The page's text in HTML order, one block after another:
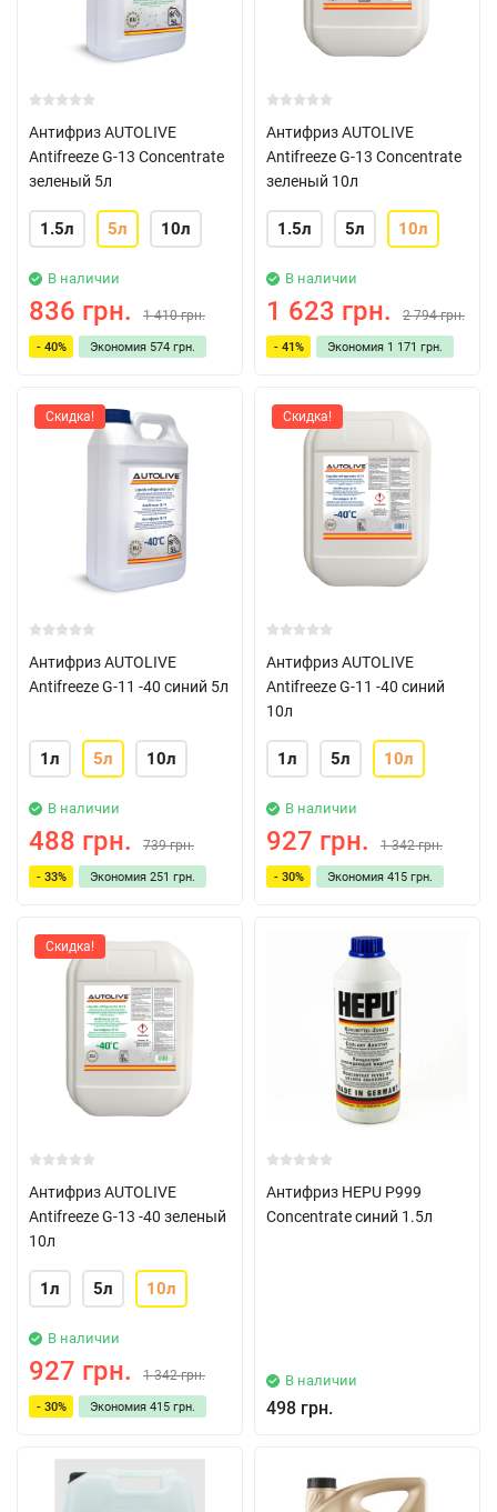
Антифриз AUTOLIVE
Antifreeze G-13 Concentrate
зеленый 5л
1.5л 5л 10л
В наличии
836 грн. 1 410 грн.
- 40% Экономия 574 грн.
Антифриз AUTOLIVE
Antifreeze G-13 Concentrate
зеленый 10л
1.5л 5л 10л
В наличии
1 623 грн. 2 794 грн.
- 41% Экономия 1 171 грн.
Скидка!
Антифриз AUTOLIVE
Antifreeze G-11 -40 синий 5л
1л 5л 10л
В наличии
488 грн. 739 грн.
- 33% Экономия 251 грн.
Скидка!
Антифриз AUTOLIVE
Antifreeze G-11 -40 синий
10л
1л 5л 10л
В наличии
927 грн. 1 342 грн.
- 30% Экономия 415 грн.
Скидка!
Антифриз AUTOLIVE
Antifreeze G-13 -40 зеленый
10л
1л 5л 10л
В наличии
927 грн. 1 342 грн.
- 30% Экономия 415 грн.
Антифриз HEPU P999
Concentrate синий 1.5л
В наличии
498 грн.